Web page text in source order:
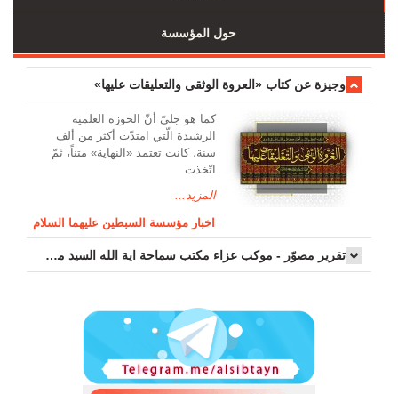
حول المؤسسة
وجیزة عن کتاب «العروة الوثقی والتعلیقات علیها»
کما هو جليّ أنّ الحوزة العلمیة
الرشیدة الّتي امتدّت أكثر من ألف
سنة، كانت تعتمد «النهاية» متناً، ثمّ
اتّخذت
المزيد...
اخبار مؤسسة السبطين عليهما السلام
تقرير مصوّر - موكب عزاء مکتب سماحة اية الله السيد مرتضى الموسوي الاصفهاني في يوم إستشهاد السيدة فاطم...